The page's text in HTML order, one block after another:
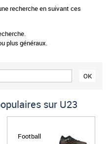
recherche en suivant ces
plus généraux.
sur U23
Football